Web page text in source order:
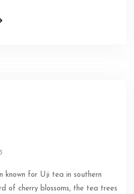
known for Uji tea in southern
of cherry blossoms, the tea trees